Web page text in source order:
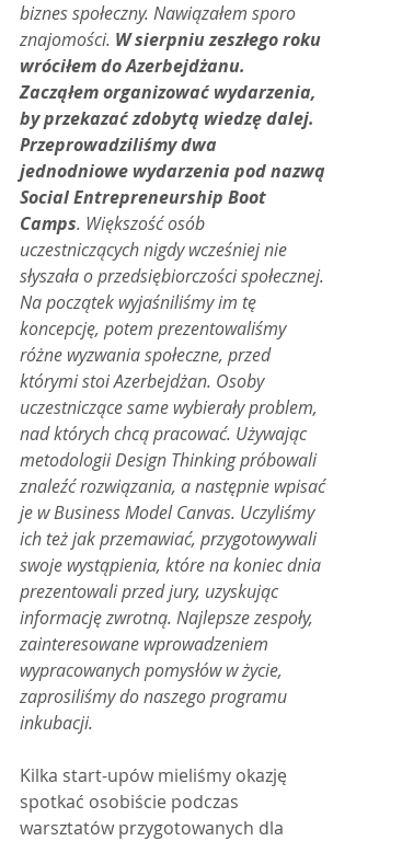
biznes społeczny. Nawiązałem sporo
znajomości. W sierpniu zeszłego roku
wróciłem do Azerbejdżanu.
Zacząłem organizować wydarzenia,
by przekazać zdobytą wiedzę dalej.
Przeprowadziliśmy dwa
jednodniowe wydarzenia pod nazwą
Social Entrepreneurship Boot
Camps. Większość osób
uczestniczących nigdy wcześniej nie
słyszała o przedsiębiorczości społecznej.
Na początek wyjaśniliśmy im tę
koncepcję, potem prezentowaliśmy
różne wyzwania społeczne, przed
którymi stoi Azerbejdżan. Osoby
uczestniczące same wybierały problem,
nad których chcą pracować. Używając
metodologii Design Thinking próbowali
znaleźć rozwiązania, a następnie wpisać
je w Business Model Canvas. Uczyliśmy
ich też jak przemawiać, przygotowywali
swoje wystąpienia, które na koniec dnia
prezentowali przed jury, uzyskując
informację zwrotną. Najlepsze zespoły,
zainteresowane wprowadzeniem
wypracowanych pomysłów w życie,
zaprosiliśmy do naszego programu
inkubacji.
Kilka start-upów mieliśmy okazję
spotkać osobiście podczas
warsztatów przygotowanych dla